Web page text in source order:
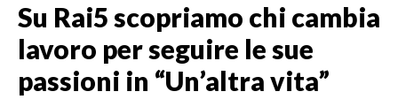
Su Rai5 scopriamo chi cambia
lavoro per seguire le sue
passioni in “Un’altra vita”